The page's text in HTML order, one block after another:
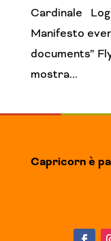
Cardinale
Manifesto
documents”
mostra...
Capricorn è